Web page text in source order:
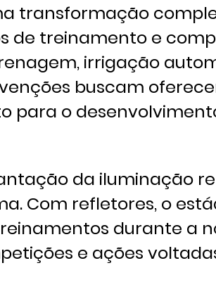
transformação
de treinamento e
irrigação
buscam
para o
da iluminação
Com refletores, o
durante a
e ações